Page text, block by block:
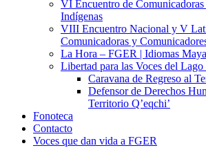
VI Encuentro de
Indígenas
VIII Encuentro Nacional y V
Comunicadoras y
La Hora – FGER | Idiomas
Libertad para las Voces del Lago
Caravana de Regreso al
Defensor de Derechos
Territorio Q’eqchi’
Fonoteca
Contacto
Voces que dan vida a FGER